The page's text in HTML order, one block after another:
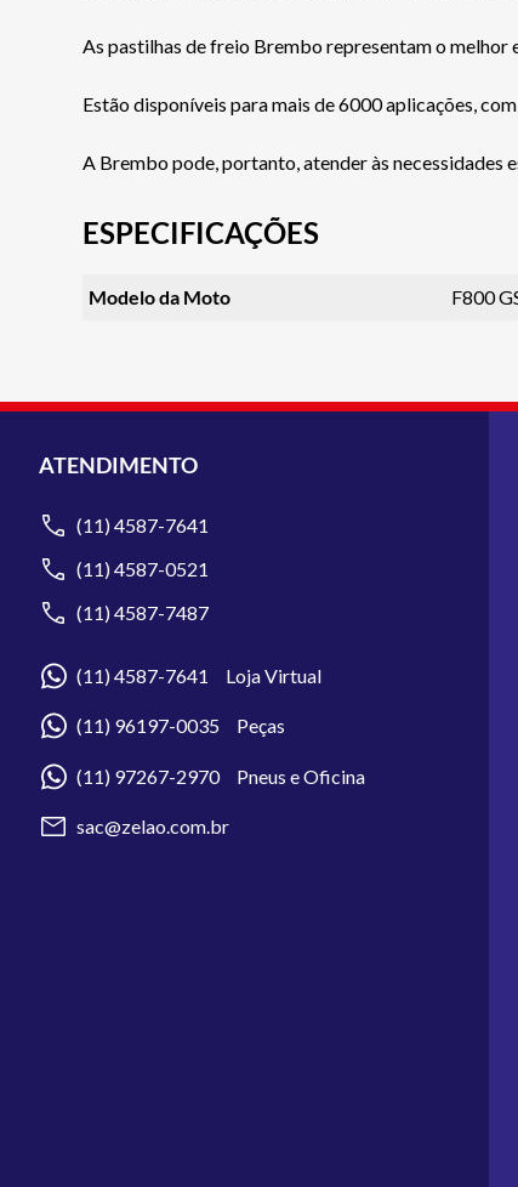
As pastilhas de freio Brembo representam o
Estão disponíveis para mais de 6000 aplicações,
A Brembo pode, portanto, atender às
ESPECIFICAÇÕES
Modelo da Moto F800
ATENDIMENTO
(11) 4587-7641
(11) 4587-0521
(11) 4587-7487
(11) 4587-7641 Loja Virtual
(11) 96197-0035 Peças
(11) 97267-2970 Pneus e Oficina
sac@zelao.com.br